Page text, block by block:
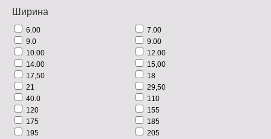
Ширина
6.00
7.00
9.0
9.00
10.00
12.00
14.00
15,00
17,50
18
21
29,50
40.0
110
120
155
175
185
195
205